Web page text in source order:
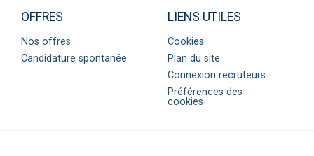
OFFRES
Nos offres
Candidature spontanée
LIENS UTILES
Cookies
Plan du site
Connexion recruteurs
Préférences des
cookies